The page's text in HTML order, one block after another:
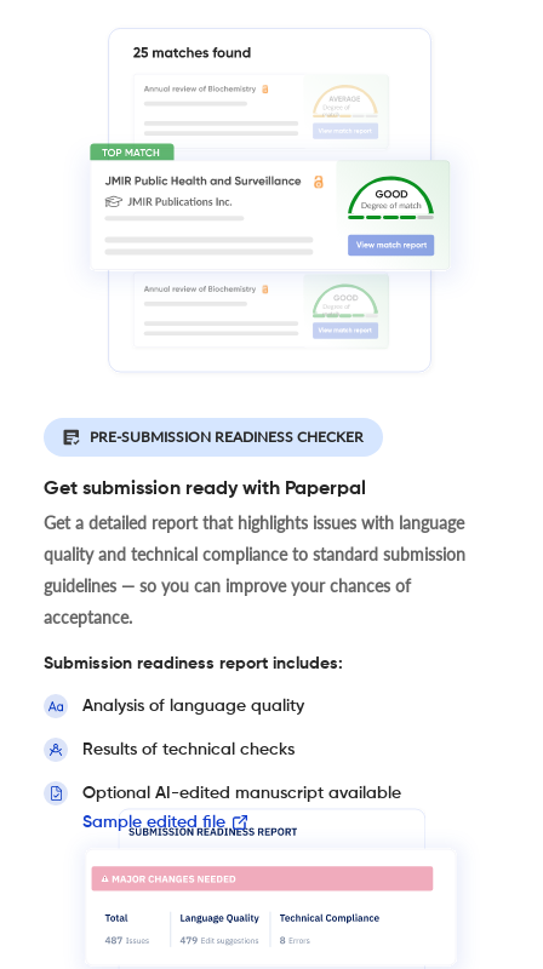
PRE-SUBMISSION READINESS CHECKER
Get submission ready with Paperpal
Get a detailed report that highlights issues with language
quality and technical compliance to standard submission
guidelines — so you can improve your chances of
acceptance.
Submission readiness report includes:
Analysis of language quality
Results of technical checks
Optional AI-edited manuscript available
Sample edited file